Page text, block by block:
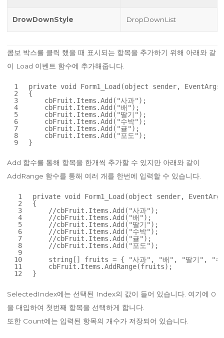
DrowDownStyle DropDownList
콤보 박스를 클릭 했을 때 표시되는 항목을 추가하기 위해 아래와 같
이 Load 이벤트 함수에 추가해줍니다.
1
2
3
4
5
6
7
8
9
private void Form1_Load(object
sender, EventArgs
{
cbFruit.Items.Add( "사과" );
cbFruit.Items.Add( "배" );
cbFruit.Items.Add( "딸기" );
cbFruit.Items.Add( "수박" );
cbFruit.Items.Add( "귤" );
cbFruit.Items.Add( "포도" );
}
Add 함수를 통해 항목을 한개씩 추가할 수 있지만 아래와 같이
AddRange 함수를 통해 여러 개를 한번에 입력할 수 있습니다.
1
2
3
4
5
6
7
8
9
10
11
12
private void Form1_Load(object
sender,
{
//cbFruit.Items.Add("사과");
//cbFruit.Items.Add("배");
//cbFruit.Items.Add("딸기");
//cbFruit.Items.Add("수박");
//cbFruit.Items.Add("귤");
//cbFruit.Items.Add("포도");
string [] fruits = { "사과" , "배" , "딸기" ,
"
cbFruit.Items.AddRange(fruits);
}
SelectedIndex에는 선택된 Index의 값이 들어 있습니다. 여기에 0
을 대입하여 첫번째 항목을 선택하게 합니다.
또한 Count에는 입력된 항목의 개수가 저장되어 있습니다.